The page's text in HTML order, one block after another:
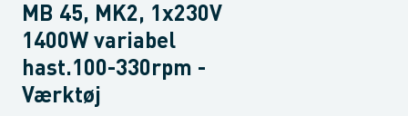
MB 45, MK2, 1x230V
1400W variabel
hast.100-330rpm -
Værktøj